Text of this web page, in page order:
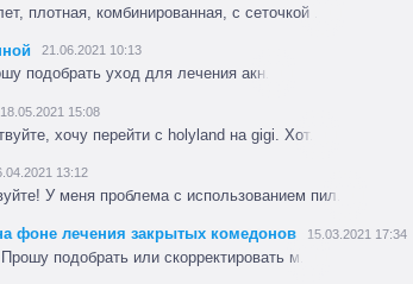
плотная, комбинированная, с сеточкой ...
21.06.2021 10:13
подобрать уход для лечения акн...
18.05.2021 15:08
хочу перейти с holyland на gigi. Хот...
13:12
У меня проблема с использованием пил...
фоне лечения закрытых комедонов 15.03.2021 17:34
подобрать или скорректировать м...